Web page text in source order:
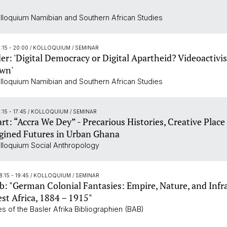
Namibian and Southern African Studies
- 20:00 / KOLLOQUIUM / SEMINAR
'Digital Democracy or Digital Apartheid?
Namibian and Southern African Studies
- 17:45 / KOLLOQUIUM / SEMINAR
“Accra We Dey” - Precarious Histories, Creative
Futures in Urban Ghana
Social Anthropology
- 19:45 / KOLLOQUIUM / SEMINAR
"German Colonial Fantasies: Empire, Nature, and
Africa, 1884 – 1915"
of the Basler Afrika Bibliographien (BAB)